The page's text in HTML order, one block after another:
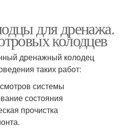
для дренажа.
колодцев
дренажный колодец
таких работ:
системы
состояния
прочистка